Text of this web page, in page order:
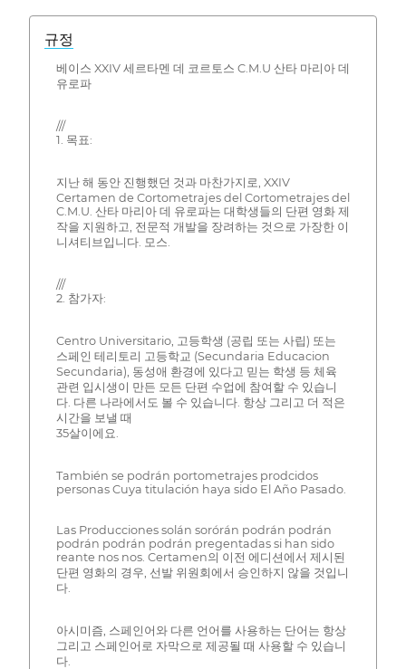
규정
베이스 XXIV 세르타멘 데 코르토스 C.M.U 산타 마리아 데
유로파
///
1. 목표:
지난 해 동안 진행했던 것과 마찬가지로, XXIV
Certamen de Cortometrajes del Cortometrajes del
C.M.U. 산타 마리아 데 유로파는 대학생들의 단편 영화 제
작을 지원하고, 전문적 개발을 장려하는 것으로 가장한 이
니셔티브입니다. 모스.
///
2. 참가자:
Centro Universitario, 고등학생 (공립 또는 사립) 또는
스페인 테리토리 고등학교 (Secundaria Educacion
Secundaria), 동성애 환경에 있다고 믿는 학생 등 체육
관련 입시생이 만든 모든 단편 수업에 참여할 수 있습니
다. 다른 나라에서도 볼 수 있습니다. 항상 그리고 더 적은
시간을 보낼 때
35살이에요.
También se podrán portometrajes prodcidos
personas Cuya titulación haya sido El Año Pasado.
Las Producciones solán sorórán podrán podrán
podrán podrán podrán pregentadas si han sido
reante nos nos. Certamen의 이전 에디션에서 제시된
단편 영화의 경우, 선발 위원회에서 승인하지 않을 것입니
다.
아시미즘, 스페인어와 다른 언어를 사용하는 단어는 항상
그리고 스페인어로 자막으로 제공될 때 사용할 수 있습니
다.